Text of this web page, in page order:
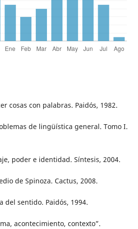
cosas con palabras. Paidós, 1982.
de lingüística general. Tomo I.
poder e identidad. Síntesis, 2004.
de Spinoza. Cactus, 2008.
del sentido. Paidós, 1994.
acontecimiento, contexto”.